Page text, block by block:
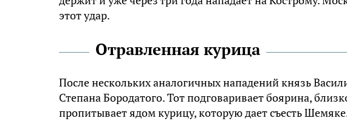
этот удар.
Отравленная курица
После нескольких аналогичных нападений князь
Степана Бородатого. Тот подговаривает боярина,
пропитывает ядом курицу, которую дает съесть